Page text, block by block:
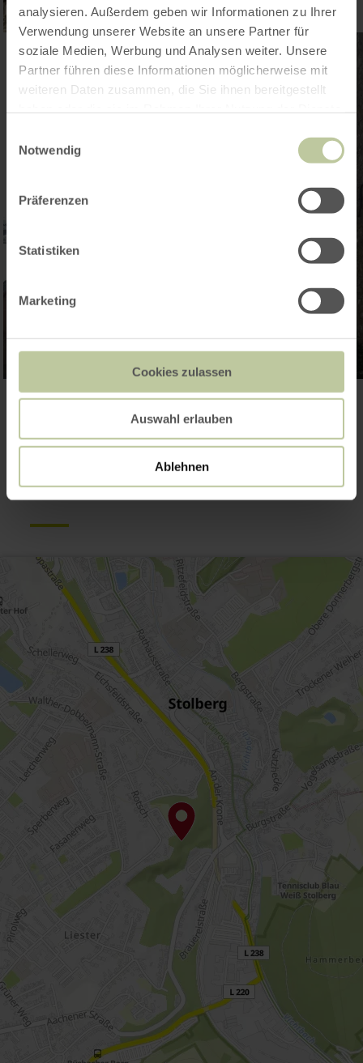
analysieren. Außerdem geben wir Informationen zu Ihrer
Verwendung unserer Website an unsere Partner für
soziale Medien, Werbung und Analysen weiter. Unsere
Partner führen diese Informationen möglicherweise mit
weiteren Daten zusammen, die Sie ihnen bereitgestellt
Notwendig
Präferenzen
Statistiken
Marketing
Cookies zulassen
Auswahl erlauben
Ablehnen
Galerie öffnen
Kontakt